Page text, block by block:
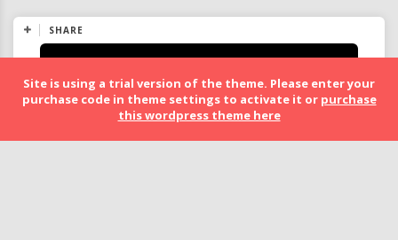
SHARE
Site is using a trial version of the theme. Please enter your
purchase code in theme settings to activate it or purchase
this wordpress theme here